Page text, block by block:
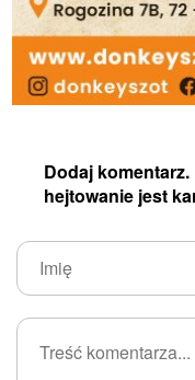
Dodaj
hejtowanie jest